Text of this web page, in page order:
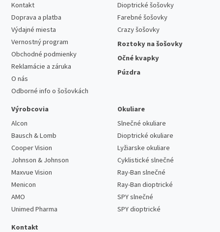
Kontakt
Doprava a platba
Výdajné miesta
Vernostný program
Obchodné podmienky
Reklamácie a záruka
O nás
Odborné info o šošovkách
Dioptrické šošovky
Farebné šošovky
Crazy šošovky
Roztoky na šošovky
Očné kvapky
Púzdra
Výrobcovia
Alcon
Bausch & Lomb
Cooper Vision
Johnson & Johnson
Maxvue Vision
Menicon
AMO
Unimed Pharma
Okuliare
Slnečné okuliare
Dioptrické okuliare
Lyžiarske okuliare
Cyklistické slnečné
Ray-Ban slnečné
Ray-Ban dioptrické
SPY slnečné
SPY dioptrické
Kontakt